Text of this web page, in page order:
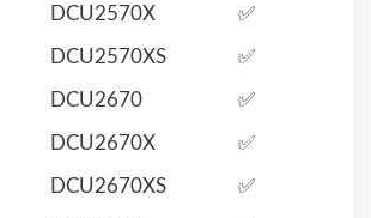
DCU2570X ✅
DCU2570XS ✅
DCU2670 ✅
DCU2670X ✅
DCU2670XS ✅